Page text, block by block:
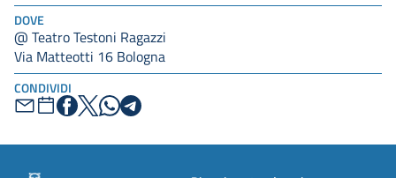
DOVE
@ Teatro Testoni Ragazzi
Via Matteotti 16 Bologna
CONDIVIDI